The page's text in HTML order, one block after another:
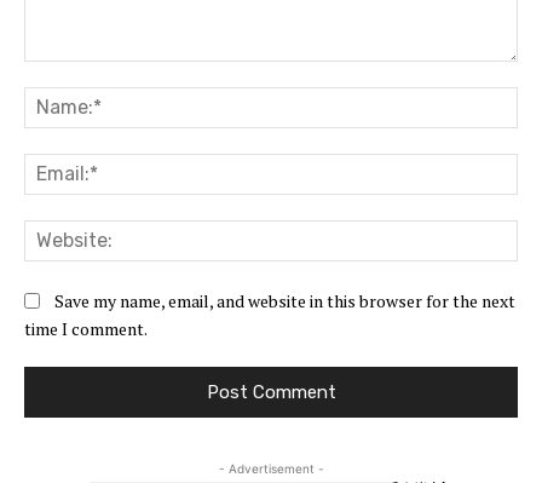
Save my name, email, and website in this browser for the next
time I comment.
- Advertisement -